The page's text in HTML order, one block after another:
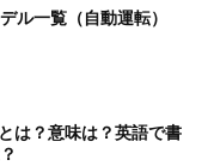
ル一覧（自動運転）
は？意味は？英語で書